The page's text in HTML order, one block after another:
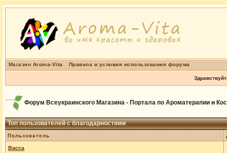
Магазин Aroma-Vita Правила и условия использования форума
Форум Всеукраинского Магазина - Портала по Ароматерапии и
Топ пользователей с благодарностями
Пользователь
Васса